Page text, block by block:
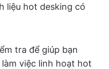
liệu hot desking có
tra để giúp bạn
việc linh hoạt hot